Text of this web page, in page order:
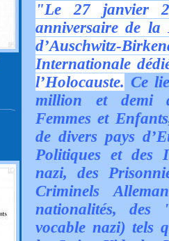
"Le 27 janvier
anniversaire de
d’Auschwitz-
Internationale
l’Holocauste. Ce
million et demi
Femmes et
de divers pays
Politiques et des
nazi, des
Criminels
nationalités, des
vocable nazi) tels